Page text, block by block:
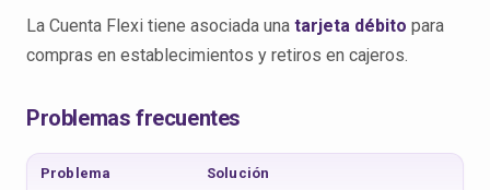
La Cuenta Flexi tiene asociada una tarjeta débito para
compras en establecimientos y retiros en cajeros.
Problemas frecuentes
Problema Solución